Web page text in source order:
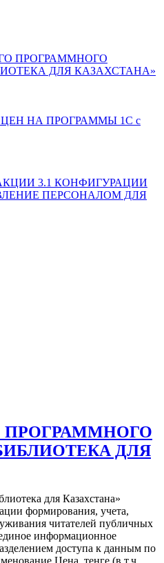
ПРОГРАММНОГО
ДЛЯ КАЗАХСТАНА»
НА ПРОГРАММЫ 1С c
3.1 КОНФИГУРАЦИИ
ПЕРСОНАЛОМ ДЛЯ
ДЛЯ
для Казахстана»
формирования, учета,
читателей публичных
информационное
доступа к данным по
Цена, тенге (в т.ч.